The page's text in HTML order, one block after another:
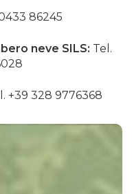
86245
neve SILS: Tel.
+39 328 9776368